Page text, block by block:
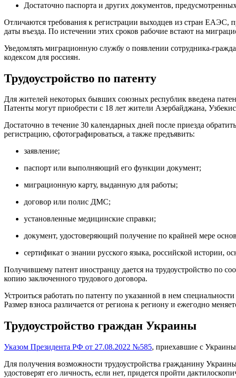
Достаточно паспорта и других документов,
Отличаются требования к регистрации выходцев из стран ЕАЭС,
даты въезда. По истечении этих сроков рабочие встают на
Уведомлять миграционную службу о появлении сотрудника-
кодексом для россиян.
Трудоустройство по патенту
Для жителей некоторых бывших союзных республик введена
Патенты могут приобрести с 18 лет жители Азербайджана,
Достаточно в течение 30 календарных дней после приезда
регистрацию, сфотографироваться, а также предъявить:
заявление;
паспорт или выполняющий его функции документ;
миграционную карту, выданную для работы;
договор или полис ДМС;
установленные медицинские справки;
документ, удостоверяющий получение по крайней мере
сертификат о знании русского языка, российской истории,
Получившему патент иностранцу дается на трудоустройство по
копию заключенного трудового договора.
Устроиться работать по патенту по указанной в нем
Размер взноса различается от региона к региону и ежегодно
Трудоустройство граждан Украины
Указом Президента РФ от 27.08.2022 №585, приехавшие с Украины
Для получения возможности трудоустройства гражданину
удостоверят его личность, если нет, придется пройти